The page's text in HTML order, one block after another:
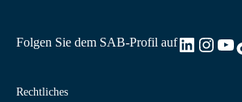
Rechtliches
Folgen Sie dem SAB-Profil auf